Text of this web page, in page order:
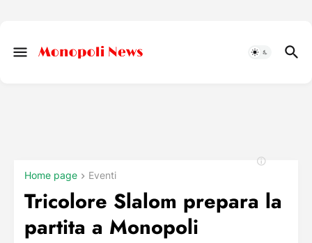
Home page Eventi
Tricolore Slalom prepara la
partita a Monopoli